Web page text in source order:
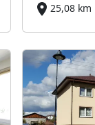
25,08 km